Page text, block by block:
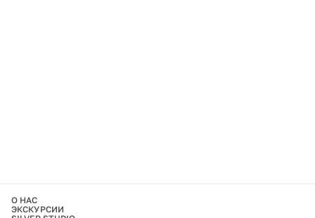
О НАС
ЭКСКУРСИИ